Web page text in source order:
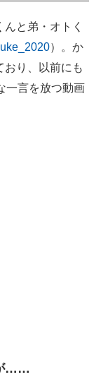
と弟・オトく
）。か
おり、以前にも
一言を放つ動画
……